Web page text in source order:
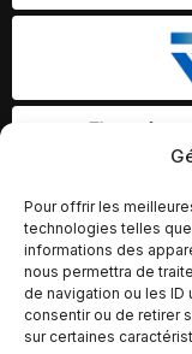
Pour offrir les
technologies telles
informations des
nous permettra de
de navigation ou les ID
consentir ou de retirer
sur certaines